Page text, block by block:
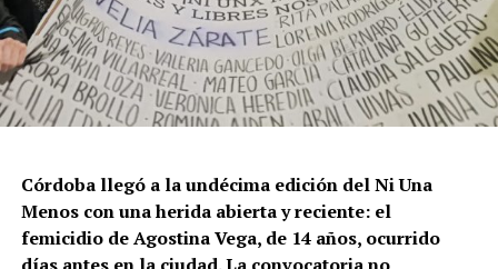
Córdoba llegó a la undécima edición del Ni Una
Menos con una herida abierta y reciente: el
femicidio de Agostina Vega, de 14 años, ocurrido